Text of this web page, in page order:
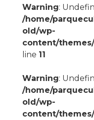
Warning:
/home/
old/wp-
content/
line 11
Warning:
/home/
old/wp-
content/